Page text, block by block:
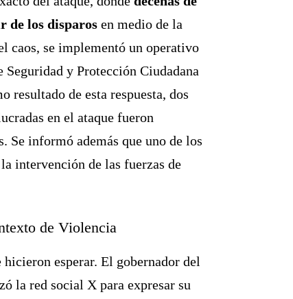
de los disparos en medio de la
caos, se implementó un operativo
Seguridad y Protección Ciudadana
resultado de esta respuesta, dos
en el ataque fueron
Se informó además que uno de los
intervención de las fuerzas de
de Violencia
esperar. El gobernador del
la red social X para expresar su